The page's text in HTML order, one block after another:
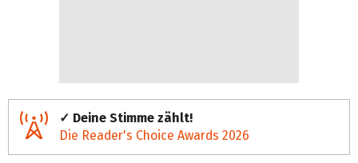
✓ Deine Stimme zählt!
Die Reader's Choice Awards 2026